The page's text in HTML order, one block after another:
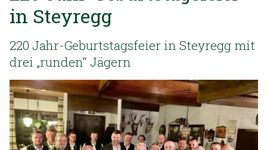
in Steyregg
220 Jahr-Geburtstagsfeier in Steyregg mit
drei „runden“ Jägern